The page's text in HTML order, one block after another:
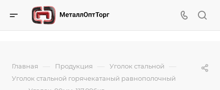
Главная — Продукция — Уголок стальной —
Уголок стальной горячекатаный равнополочный